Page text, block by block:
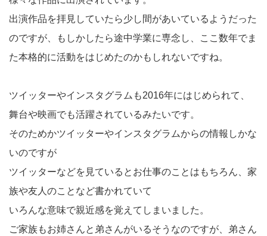
出演作品を拝見していたら少し間があいているようだった
のですが、もしかしたら途中学業に専念し、ここ数年でま
た本格的に活動をはじめたのかもしれないですね。
ツイッターやインスタグラムも2016年にはじめられて、
舞台や映画でも活躍されているみたいです。
そのためかツイッターやインスタグラムからの情報しかな
いのですが
ツイッターなどを見ているとお仕事のことはもちろん、家
族や友人のことなど書かれていて
いろんな意味で親近感を覚えてしまいました。
ご家族もお姉さんと弟さんがいるそうなのですが、弟さん